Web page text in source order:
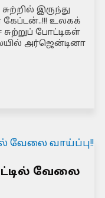
இருந்து
உலகக்
போட்டிகள்
அர்ஜென்டினா
வேலை